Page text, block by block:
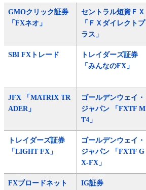
GMOクリック証券
「FXネオ」
セントラル短資ＦＸ
「ＦＸダイレクトプ
ラス」
SBI FXトレード
トレイダーズ証券
「みんなのFX」
JFX 「MATRIX TR
ADER」
ゴールデンウェイ・
ジャパン 「FXTF M
T4」
トレイダーズ証券
「LIGHT FX」
ゴールデンウェイ・
ジャパン 「FXTF G
X-FX」
FXブロードネット IG証券